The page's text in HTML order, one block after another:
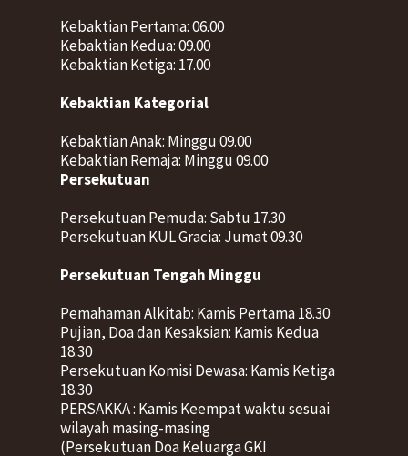
Kebaktian Pertama: 06.00
Kebaktian Kedua: 09.00
Kebaktian Ketiga: 17.00
Kebaktian Kategorial
Kebaktian Anak: Minggu 09.00
Kebaktian Remaja: Minggu 09.00
Persekutuan
Persekutuan Pemuda: Sabtu 17.30
Persekutuan KUL Gracia: Jumat 09.30
Persekutuan Tengah Minggu
Pemahaman Alkitab: Kamis Pertama 18.30
Pujian, Doa dan Kesaksian: Kamis Kedua
18.30
Persekutuan Komisi Dewasa: Kamis Ketiga
18.30
PERSAKKA : Kamis Keempat waktu sesuai
wilayah masing-masing
(Persekutuan Doa Keluarga GKI